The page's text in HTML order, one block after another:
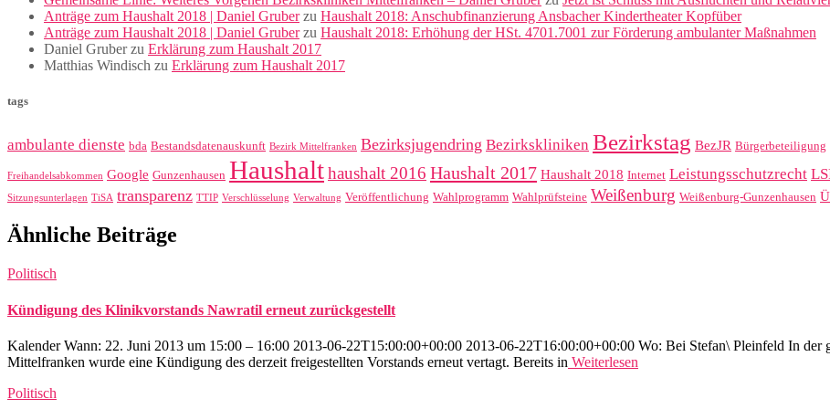
Anträge zum Haushalt 2018 | Daniel Gruberzu Haushalt 2018: Anschubfinanzierung Ansbacher Kindertheater Kopfüber
Anträge zum Haushalt 2018 | Daniel Gruberzu Haushalt 2018: Erhöhung der HSt. 4701.7001 zur Förderung ambulanter Maßnahmen
Daniel Gruberzu Erklärung zum Haushalt 2017
Matthias Windisch zu Erklärung zum Haushalt 2017
tags
ambulante dienste bda Bestandsdatenauskunft Bezirk Mittelfranken Bezirksjugendring Bezirkskliniken Bezirkstag BezJR Bürgerbeteiligung
Freihandelsabkommen Google Gunzenhausen Haushalthaushalt 2016 Haushalt 2017 Haushalt 2018 Internet Leistungsschutzrecht
Sitzungsunterlagen TiSA transparenz TTIP Verschlüsselung Verwaltung Veröffentlichung Wahlprogramm Wahlprüfsteine Weißenburg Weißenburg-Gunzenhausen
Ähnliche Beiträge
Politisch
Kündigung des Klinikvorstands Nawratil erneut zurückgestellt
Kalender Wann: 22. Juni 2013 um 15:00 – 16:00 2013-06-22T15:00:00+00:00 2013-06-22T16:00:00+00:00 Wo: Bei Stefan\ Pleinfeld In der
Mittelfranken wurde eine Kündigung des derzeit freigestellten Vorstands erneut vertagt. Bereits in Weiterlesen
Politisch